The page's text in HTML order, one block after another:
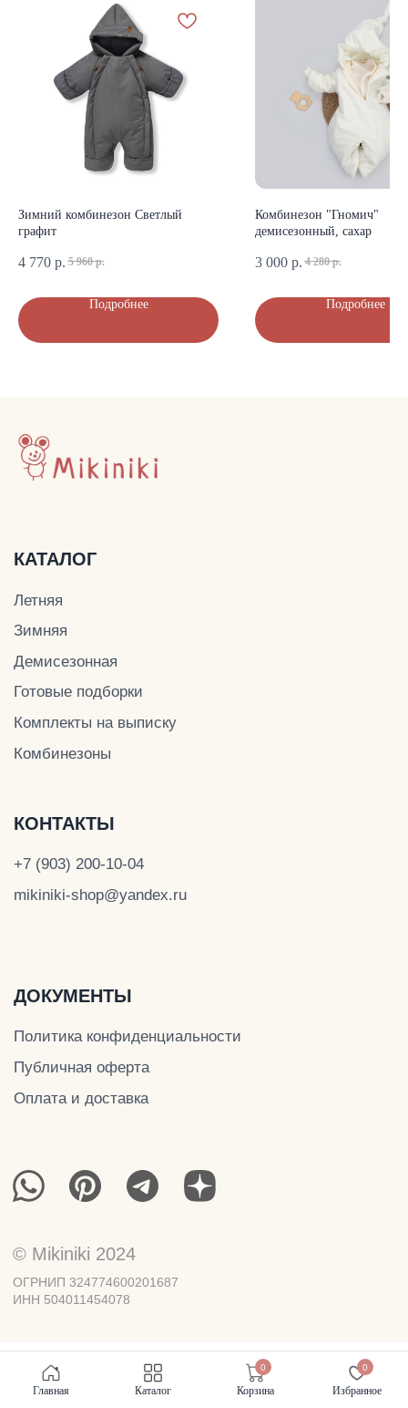
Главная Каталог
0
Корзина
0
Избранное
Зимний комбинезон Светлый
графит
4 770 р. 5 960 р.
Подробнее
Комбинезон "Гномич"
демисезонный, сахар
3 000 р. 4 280 р.
Подробнее
Демисезонная
Готовые подборки
Комплекты на выписку
© Mikiniki 2024
mikiniki-shop@yandex.ru
Политика конфиденциальности
ДОКУМЕНТЫ